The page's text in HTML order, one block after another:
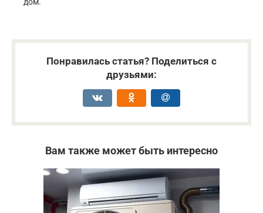
Понравилась статья? Поделиться с
друзьями:
Вам также может быть интересно